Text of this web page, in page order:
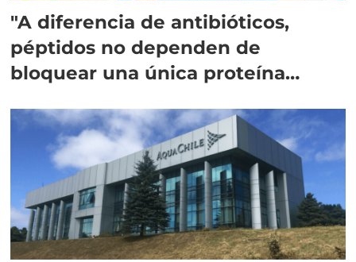
"A diferencia de antibióticos,
péptidos no dependen de
bloquear una única proteína